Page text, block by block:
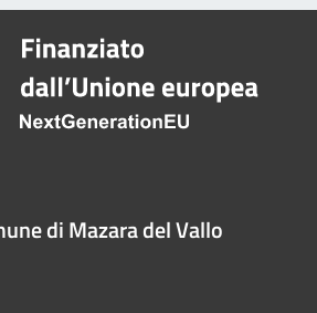
di Mazara del Vallo